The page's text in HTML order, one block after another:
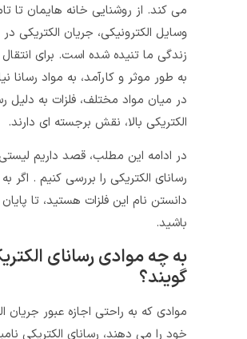
می‌ کند. از روشنایی خانه‌ هایمان تا تامین انرژی
وسایل الکترونیکی، جریان الکتریکی در تار و پود
زندگی ما تنیده شده است. برای انتقال این انرژی
به طور موثر و کارآمد، به مواد رسانا نیاز داریم.
در میان مواد مختلف، فلزات به دلیل رسانایی
الکتریکی بالا، نقش برجسته‌ ای دارند.
در ادامه این مطلب، قصد داریم لیستی از بهترین
رسانای الکتریکی را بررسی کنیم . اگر به دنبال
دانستن نام این فلزات هستید، تا پایان همراه ما
به چه موادی رسانای الکتریکی می‌
موادی که به راحتی اجازه عبور جریان الکتریکی از
خود را می‌ دهند، رسانای الکتریکی نامیده می‌